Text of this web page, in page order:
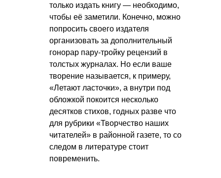
только издать книгу — необходимо,
чтобы её заметили. Конечно, можно
попросить своего издателя
организовать за дополнительный
гонорар пару-тройку рецензий в
толстых журналах. Но если ваше
творение называется, к примеру,
«Летают ласточки», а внутри под
обложкой покоится несколько
десятков стихов, годных разве что
для рубрики «Творчество наших
читателей» в районной газете, то со
следом в литературе стоит
повременить.